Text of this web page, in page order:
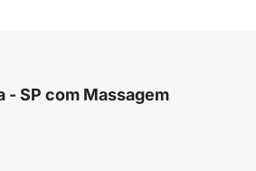
- SP com Massagem